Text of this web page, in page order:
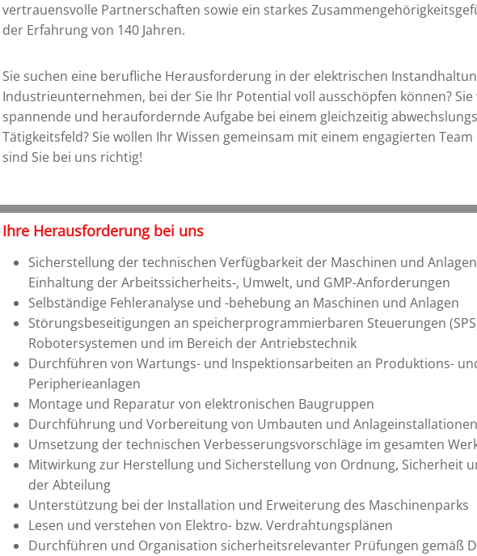
vertrauensvolle Partnerschaften sowie ein starkes
der Erfahrung von 140 Jahren.
Sie suchen eine berufliche Herausforderung in der elektrischen
Industrieunternehmen, bei der Sie Ihr Potential voll ausschöpfen können?
spannende und heraufordernde Aufgabe bei einem gleichzeitig
Tätigkeitsfeld? Sie wollen Ihr Wissen gemeinsam mit einem engagierten
sind Sie bei uns richtig!
Ihre Herausforderung bei uns
Sicherstellung der technischen Verfügbarkeit der Maschinen und
Einhaltung der Arbeitssicherheits-, Umwelt, und GMP-Anforderungen
Selbständige Fehleranalyse und -behebung an Maschinen und Anlagen
Störungsbeseitigungen an speicherprogrammierbaren Steuerungen
Robotersystemen und im Bereich der Antriebstechnik
Durchführen von Wartungs- und Inspektionsarbeiten an Produktions-
Peripherieanlagen
Montage und Reparatur von elektronischen Baugruppen
Durchführung und Vorbereitung von Umbauten und Anlageinstallationen
Umsetzung der technischen Verbesserungsvorschläge im gesamten
Mitwirkung zur Herstellung und Sicherstellung von Ordnung, Sicherheit
der Abteilung
Unterstützung bei der Installation und Erweiterung des Maschinenparks
Lesen und verstehen von Elektro- bzw. Verdrahtungsplänen
Durchführen und Organisation sicherheitsrelevanter Prüfungen gemäß